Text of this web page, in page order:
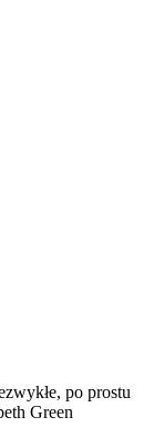
po prostu
Green